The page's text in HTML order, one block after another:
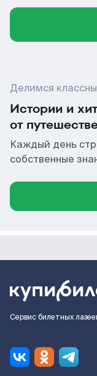
Делимся
Истории и
от
Каждый день
собственные
Сервис билетных